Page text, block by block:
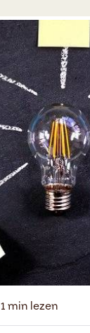
1 min lezen